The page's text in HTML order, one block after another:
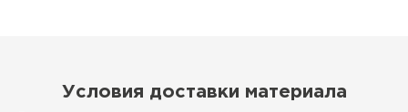
Условия доставки материала